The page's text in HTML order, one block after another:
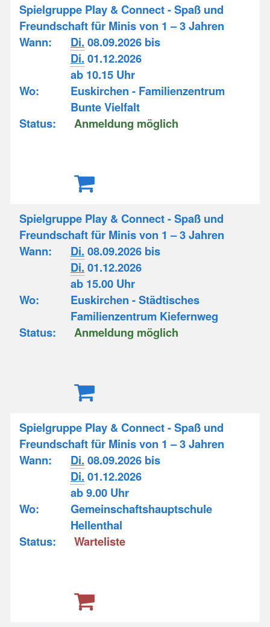
Spielgruppe Play & Connect - Spaß und
Freundschaft für Minis von 1 – 3 Jahren
Wann:
Di. 08.09.2026 bis
Di. 01.12.2026
ab 10.15 Uhr
Wo:
Euskirchen - Familienzentrum
Bunte Vielfalt
Status:
Anmeldung möglich
Spielgruppe Play & Connect - Spaß und
Freundschaft für Minis von 1 – 3 Jahren
Wann:
Di. 08.09.2026 bis
Di. 01.12.2026
ab 15.00 Uhr
Wo:
Euskirchen - Städtisches
Familienzentrum Kiefernweg
Status:
Anmeldung möglich
Spielgruppe Play & Connect - Spaß und
Freundschaft für Minis von 1 – 3 Jahren
Wann:
Di. 08.09.2026 bis
Di. 01.12.2026
ab 9.00 Uhr
Wo:
Gemeinschaftshauptschule
Hellenthal
Status:
Warteliste